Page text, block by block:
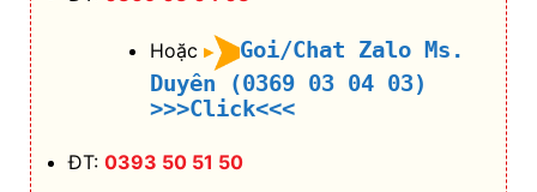
Hoặc
Goi/Chat Zalo Ms.
Duyên (0369 03 04 03)
>>>Click<<<
ĐT: 0393 50 51 50